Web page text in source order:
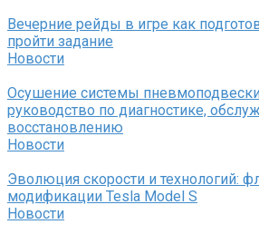
Вечерние рейды в игре как
пройти задание
Новости
Осушение системы
руководство по диагностике,
восстановлению
Новости
Эволюция скорости и технологий:
модификации Tesla Model S
Новости